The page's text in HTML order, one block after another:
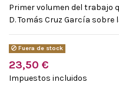
Primer volumen del trabajo
D. Tomás Cruz García
Fuera de stock
23,50 €
Impuestos incluidos